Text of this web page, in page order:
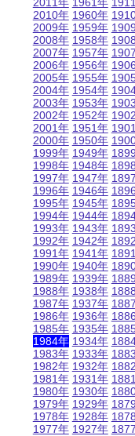
2010年
2009年
2008年
2007年
2006年
2005年
2004年
2003年
2002年
2001年
2000年
1999年
1998年
1997年
1996年
1995年
1994年
1993年
1992年
1991年
1990年
1989年
1988年
1987年
1986年
1985年
1984年
1983年
1982年
1981年
1980年
1979年
1978年
1977年
1960年
1959年
1958年
1957年
1956年
1955年
1954年
1953年
1952年
1951年
1950年
1949年
1948年
1947年
1946年
1945年
1944年
1943年
1942年
1941年
1940年
1939年
1938年
1937年
1936年
1935年
1934年
1933年
1932年
1931年
1930年
1929年
1928年
1927年